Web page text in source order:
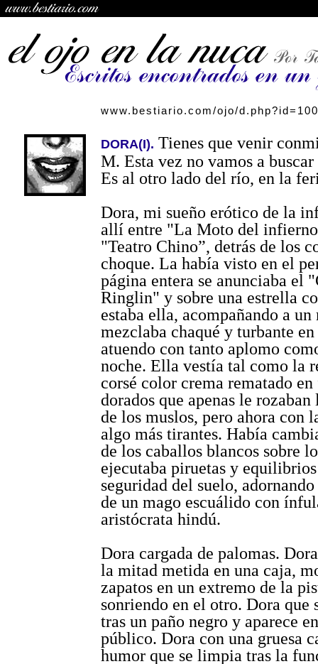
www.bestiario.com/ojo/d.php?id=100
DORA(I). Tienes que venir
M. Esta vez no vamos a buscar
Es al otro lado del río, en la
Dora, mi sueño erótico de la
allí entre "La Moto del
"Teatro Chino”, detrás de los
choque. La había visto en el
página entera se anunciaba el
Ringlin" y sobre una estrella
estaba ella, acompañando a un
mezclaba chaqué y turbante
atuendo con tanto aplomo
noche. Ella vestía tal como la
corsé color crema rematado
dorados que apenas le
de los muslos, pero ahora con
algo más tirantes. Había
de los caballos blancos sobre
ejecutaba piruetas y
seguridad del suelo,
de un mago escuálido con
aristócrata hindú.
Dora cargada de palomas.
la mitad metida en una caja,
zapatos en un extremo de la
sonriendo en el otro. Dora que
tras un paño negro y aparece
público. Dora con una gruesa
humor que se limpia tras la